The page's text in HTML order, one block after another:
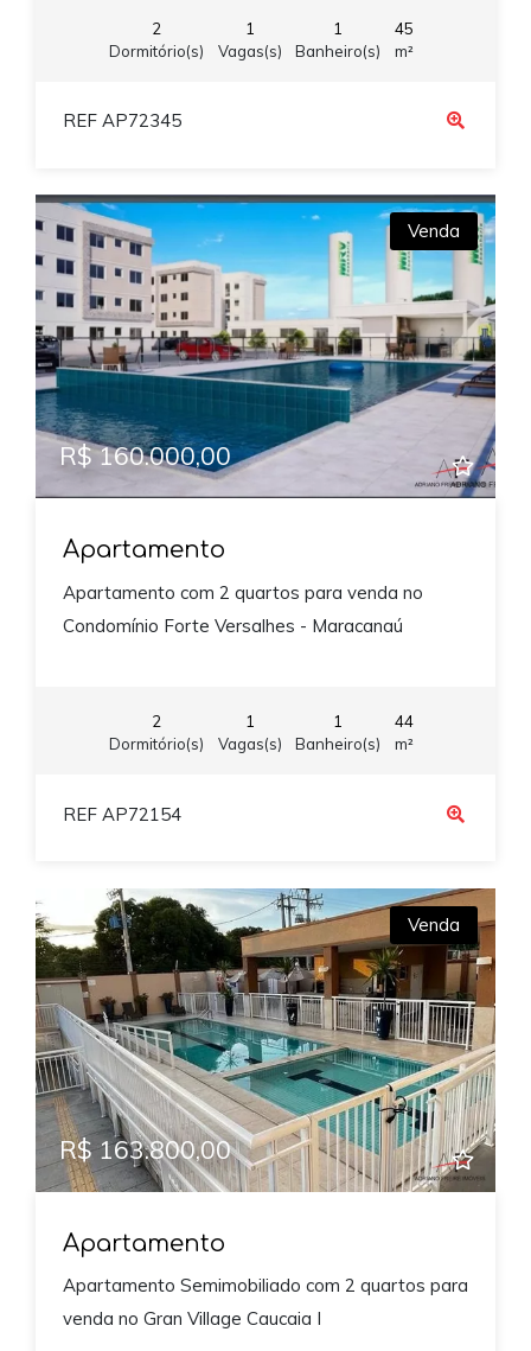
2
Dormitório(s)
1
Vagas(s)
1
Banheiro(s)
45
m²
REF AP72345
Venda
R$ 160.000,00
Apartamento
Apartamento com 2 quartos para venda no
Condomínio Forte Versalhes - Maracanaú
2
Dormitório(s)
1
Vagas(s)
1
Banheiro(s)
44
m²
REF AP72154
Venda
R$ 163.800,00
Apartamento
Apartamento Semimobiliado com 2 quartos para
venda no Gran Village Caucaia I